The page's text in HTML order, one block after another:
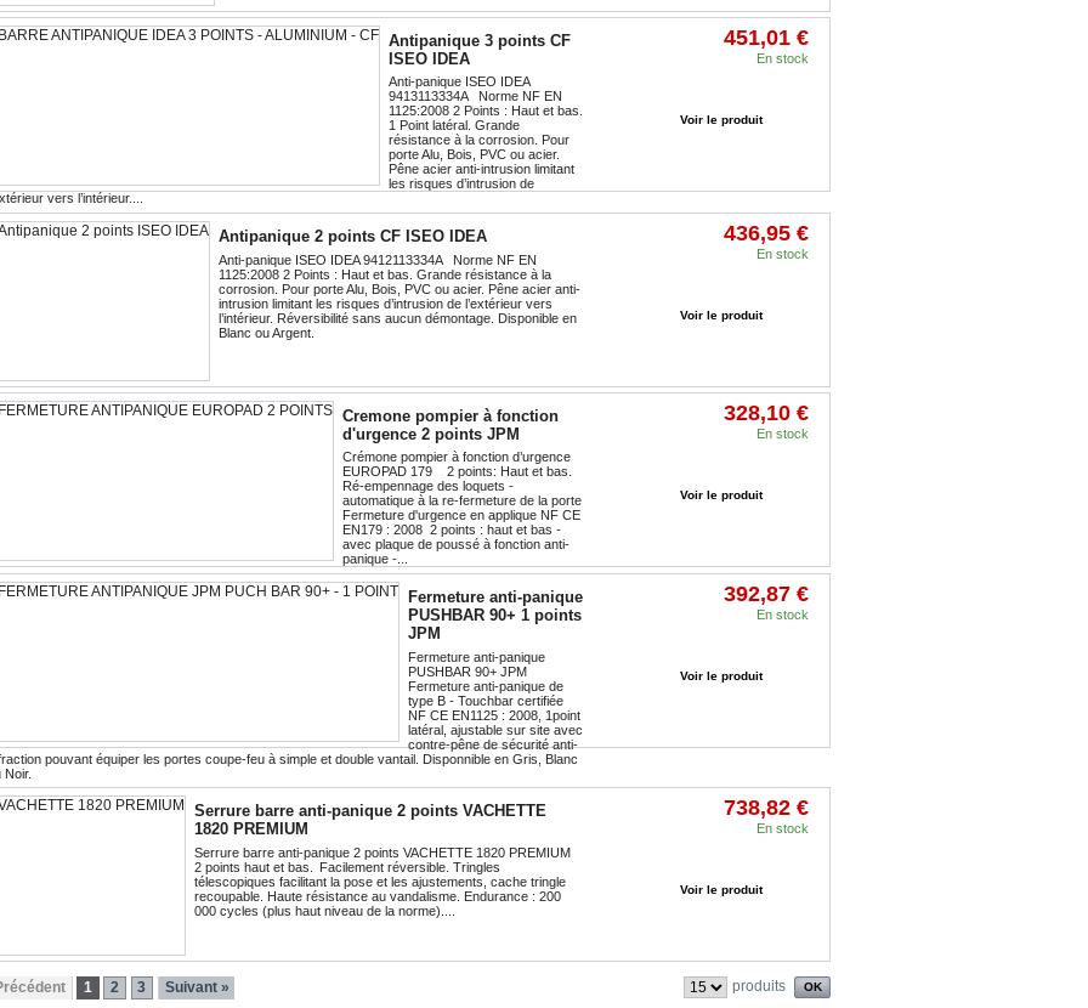
Antipanique 3 points CF
ISEO IDEA
Anti-panique ISEO IDEA
9413113334A Norme NF EN
1125:2008 2 Points : Haut et bas.
1 Point latéral. Grande
résistance à la corrosion. Pour
porte Alu, Bois, PVC ou acier.
Pêne acier anti-intrusion limitant
les risques d’intrusion de
vers l’intérieur....
451,01 €
En stock
Voir le produit
Antipanique 2 points CF ISEO IDEA
Anti-panique ISEO IDEA 9412113334A Norme NF EN
1125:2008 2 Points : Haut et bas. Grande résistance à la
corrosion. Pour porte Alu, Bois, PVC ou acier. Pêne acier anti-
intrusion limitant les risques d’intrusion de l’extérieur vers
l’intérieur. Réversibilité sans aucun démontage. Disponible en
Blanc ou Argent.
436,95 €
En stock
Voir le produit
Cremone pompier à fonction
d'urgence 2 points JPM
Crémone pompier à fonction d’urgence
EUROPAD 179 2 points: Haut et bas.
Ré-empennage des loquets -
automatique à la re-fermeture de la porte
Fermeture d'urgence en applique NF CE
EN179 : 2008 2 points : haut et bas -
avec plaque de poussé à fonction anti-
panique -...
328,10 €
En stock
Voir le produit
Fermeture anti-panique
PUSHBAR 90+ 1 points
JPM
Fermeture anti-panique
PUSHBAR 90+ JPM
Fermeture anti-panique de
type B - Touchbar certifiée
NF CE EN1125 : 2008, 1point
latéral, ajustable sur site avec
contre-pêne de sécurité anti-
pouvant équiper les portes coupe-feu à simple et double vantail. Disponnible en Gris, Blanc
Noir.
392,87 €
En stock
Voir le produit
Serrure barre anti-panique 2 points VACHETTE
1820 PREMIUM
Serrure barre anti-panique 2 points VACHETTE 1820 PREMIUM
2 points haut et bas. Facilement réversible. Tringles
télescopiques facilitant la pose et les ajustements, cache tringle
recoupable. Haute résistance au vandalisme. Endurance : 200
000 cycles (plus haut niveau de la norme)....
738,82 €
En stock
Voir le produit
1 2 3 Suivant » produits